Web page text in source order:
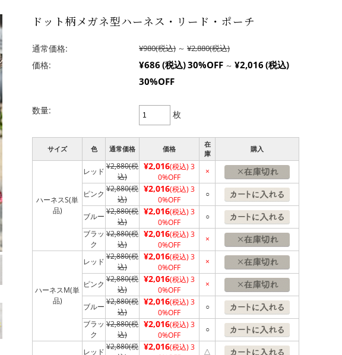
ドット柄メガネ型ハーネス・リード・ポーチ
通常価格: ¥980(税込) ～ ¥2,880(税込)
価格: ¥686(税込)30%OFF ～ ¥2,016(税込)
30%OFF
数量: 枚
サイズ 色 通常価格 価格
在
庫
購入
ハーネスS(単
品)
レッド
¥2,880(税
込)
¥2,016(税込) 3
0%OFF
×
ピンク
¥2,880(税
込)
¥2,016(税込) 3
0%OFF
○
ブルー
¥2,880(税
込)
¥2,016(税込) 3
0%OFF
○
ブラッ
ク
¥2,880(税
込)
¥2,016(税込) 3
0%OFF
×
ハーネスM(単
品)
レッド
¥2,880(税
込)
¥2,016(税込) 3
0%OFF
×
ピンク
¥2,880(税
込)
¥2,016(税込) 3
0%OFF
×
ブルー
¥2,880(税
込)
¥2,016(税込) 3
0%OFF
○
ブラッ
ク
¥2,880(税
込)
¥2,016(税込) 3
0%OFF
○
レッド
¥2,880(税 ¥2,016(税込) 3
△